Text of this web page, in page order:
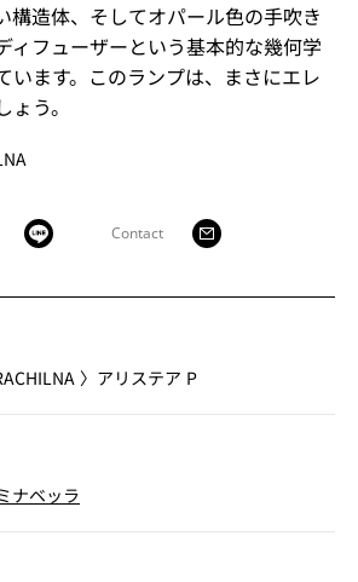
構造体、そしてオパール色の手吹き
ィフューザーという基本的な幾何学
います。このランプは、まさにエレ
う。
Contact
〉アリステア P
ナベッラ